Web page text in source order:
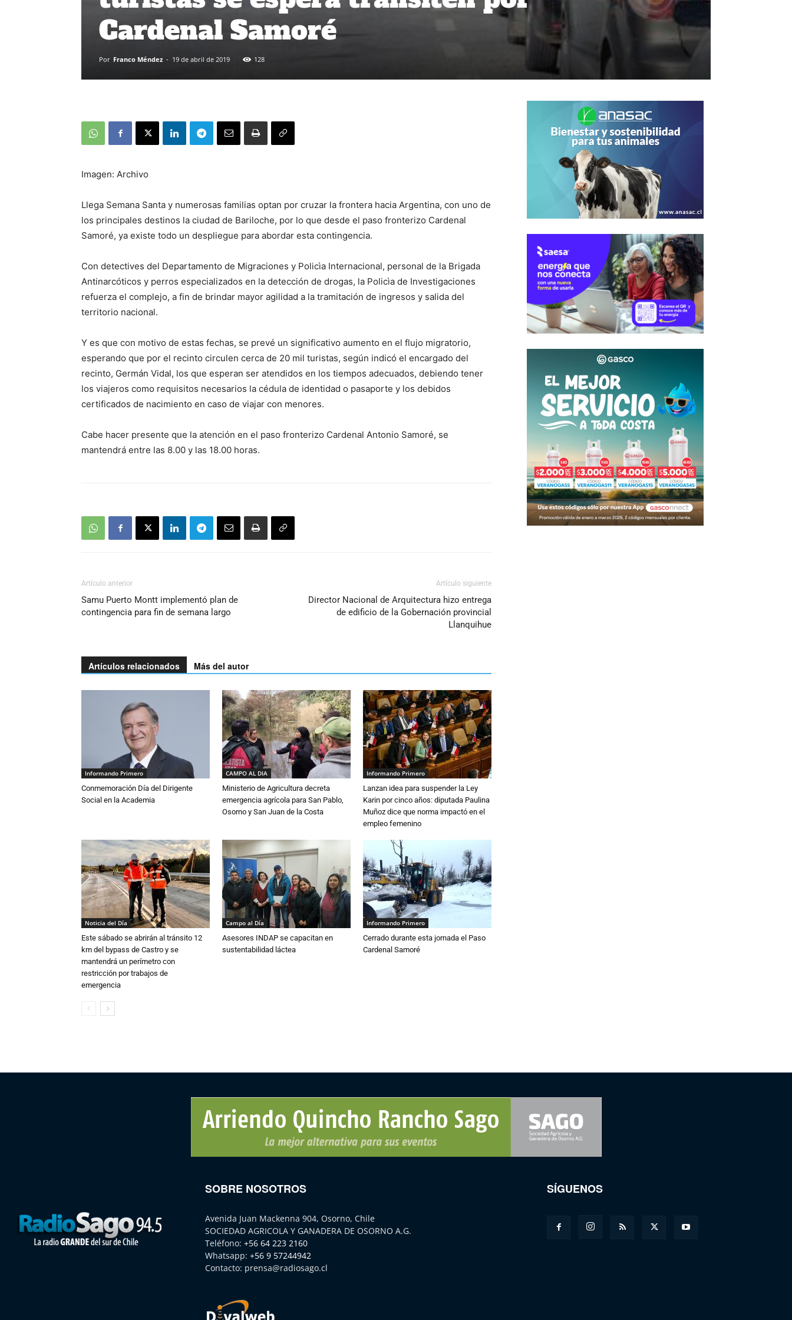
Cardenal Samoré
Por Franco Méndez - 19 de abril de 2019 128
Imagen: Archivo
Llega Semana Santa y numerosas familias optan por cruzar la frontera hacia Argentina, con uno de
los principales destinos la ciudad de Bariloche, por lo que desde el paso fronterizo Cardenal
Samoré, ya existe todo un despliegue para abordar esta contingencia.
Con detectives del Departamento de Migraciones y Policìa Internacional, personal de la Brigada
Antinarcóticos y perros especializados en la detección de drogas, la Policìa de Investigaciones
refuerza el complejo, a fin de brindar mayor agilidad a la tramitación de ingresos y salida del
territorio nacional.
Y es que con motivo de estas fechas, se prevé un significativo aumento en el flujo migratorio,
esperando que por el recinto circulen cerca de 20 mil turistas, según indicó el encargado del
recinto, Germán Vidal, los que esperan ser atendidos en los tiempos adecuados, debiendo tener
los viajeros como requisitos necesarios la cédula de identidad o pasaporte y los debidos
certificados de nacimiento en caso de viajar con menores.
Cabe hacer presente que la atención en el paso fronterizo Cardenal Antonio Samoré, se
mantendrá entre las 8.00 y las 18.00 horas.
Artículo anterior
Samu Puerto Montt implementó plan de
contingencia para fin de semana largo
Artículo siguiente
Director Nacional de Arquitectura hizo entrega
de edificio de la Gobernación provincial
Llanquihue
Artículos relacionados Más del autor
Informando Primero
Conmemoración Día del Dirigente
Social en la Academia
CAMPO AL DIA
Ministerio de Agricultura decreta
emergencia agrícola para San Pablo,
Osorno y San Juan de la Costa
Informando Primero
Lanzan idea para suspender la Ley
Karin por cinco años: diputada Paulina
Muñoz dice que norma impactó en el
empleo femenino
Noticia del Día
Este sábado se abrirán al tránsito 12
km del bypass de Castro y se
mantendrá un perímetro con
restricción por trabajos de
emergencia
Campo al Día
Asesores INDAP se capacitan en
sustentabilidad láctea
Informando Primero
Cerrado durante esta jornada el Paso
Cardenal Samoré
SOBRE NOSOTROS
Avenida Juan Mackenna 904, Osorno, Chile
SOCIEDAD AGRICOLA Y GANADERA DE OSORNO A.G.
Teléfono: +56 64 223 2160
Whatsapp: +56 9 57244942
Contacto: prensa@radiosago.cl
SÍGUENOS